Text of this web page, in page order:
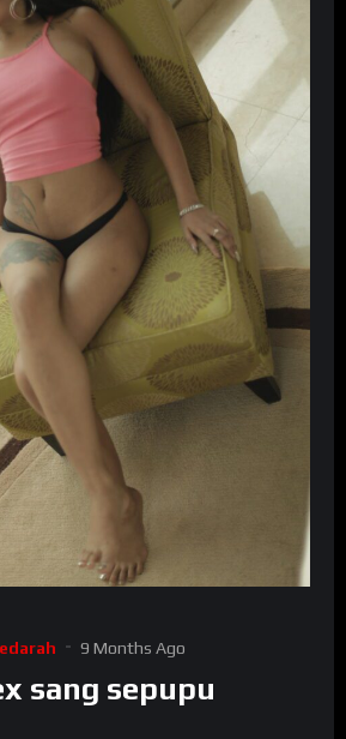
9 Months Ago
sang sepupu